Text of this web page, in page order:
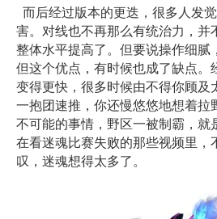
而后经过版本的更迭，很多人发
害。对线也不再那么有统治力，并
整体水平提高了。但要说操作细腻
但这个优点，有时候也成了缺点。
变得更快，很多时候由不得你顾及
一抱团速推，你还慢悠悠地想着拉
不可能的事情，野区一被制霸，就
在看迷魂比赛失败的那些视频里，
叹，迷魂想得太多了。